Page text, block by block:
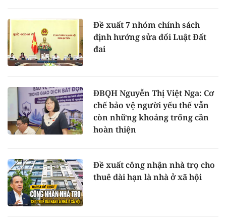
Đề xuất 7 nhóm chính sách
định hướng sửa đổi Luật Đất
đai
ĐBQH Nguyễn Thị Việt Nga: Cơ
chế bảo vệ người yếu thế vẫn
còn những khoảng trống cần
hoàn thiện
Đề xuất công nhận nhà trọ cho
thuê dài hạn là nhà ở xã hội